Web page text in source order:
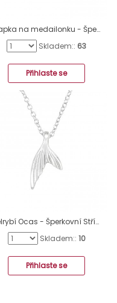
Tlapka na medailonku - Šperkovní Stříbro 925 Náhrdelníky Bez Kamenů A4S43930
Skladem:: 63
Přihlaste se
Velrybí Ocas - Šperkovní Stříbro 925 Náhrdelníky Bez Kamenů A4S40409
Skladem:: 10
Přihlaste se